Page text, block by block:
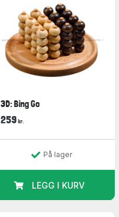
3D: Bing Go
259 kr.
På lager
LEGG I KURV